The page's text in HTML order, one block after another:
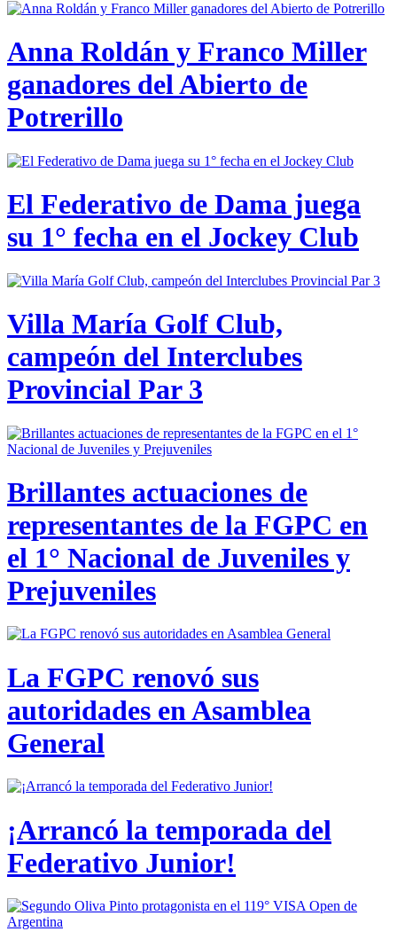
Anna Roldán y Franco Miller
ganadores del Abierto de
Potrerillo
El Federativo de Dama juega
su 1° fecha en el Jockey Club
Villa María Golf Club,
campeón del Interclubes
Provincial Par 3
Brillantes actuaciones de
representantes de la FGPC en
el 1° Nacional de Juveniles y
Prejuveniles
La FGPC renovó sus
autoridades en Asamblea
General
¡Arrancó la temporada del
Federativo Junior!